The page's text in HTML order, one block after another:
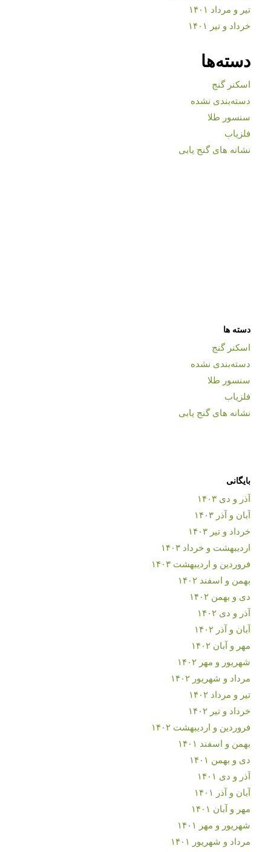
تیر و مرداد ۱۴۰۱
خرداد و تیر ۱۴۰۱
دسته‌ها
اسکنر گنج
دسته‌بندی نشده
سنسور طلا
فلزیاب
نشانه های گنج یابی
دسته ها
اسکنر گنج
دسته‌بندی نشده
سنسور طلا
فلزیاب
نشانه های گنج یابی
بایگانی
آذر و دی ۱۴۰۳
آبان و آذر ۱۴۰۳
خرداد و تیر ۱۴۰۳
اردیبهشت و خرداد ۱۴۰۳
فروردین و اردیبهشت ۱۴۰۳
بهمن و اسفند ۱۴۰۲
دی و بهمن ۱۴۰۲
آذر و دی ۱۴۰۲
آبان و آذر ۱۴۰۲
مهر و آبان ۱۴۰۲
شهریور و مهر ۱۴۰۲
مرداد و شهریور ۱۴۰۲
تیر و مرداد ۱۴۰۲
خرداد و تیر ۱۴۰۲
فروردین و اردیبهشت ۱۴۰۲
بهمن و اسفند ۱۴۰۱
دی و بهمن ۱۴۰۱
آذر و دی ۱۴۰۱
آبان و آذر ۱۴۰۱
مهر و آبان ۱۴۰۱
شهریور و مهر ۱۴۰۱
مرداد و شهریور ۱۴۰۱